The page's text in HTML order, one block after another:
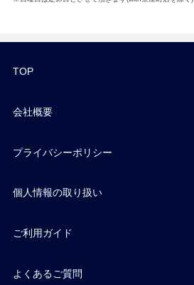
TOP
会社概要
プライバシーポリシー
個人情報の取り扱い
ご利用ガイド
よくあるご質問